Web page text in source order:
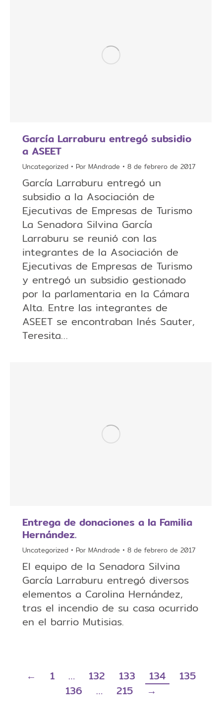
García Larraburu entregó subsidio
a ASEET
Uncategorized Por MAndrade 8 de febrero de 2017
García Larraburu entregó un
subsidio a la Asociación de
Ejecutivas de Empresas de Turismo
La Senadora Silvina García
Larraburu se reunió con las
integrantes de la Asociación de
Ejecutivas de Empresas de Turismo
y entregó un subsidio gestionado
por la parlamentaria en la Cámara
Alta. Entre las integrantes de
ASEET se encontraban Inés Sauter,
Teresita…
Entrega de donaciones a la Familia
Hernández.
Uncategorized Por MAndrade 8 de febrero de 2017
El equipo de la Senadora Silvina
García Larraburu entregó diversos
elementos a Carolina Hernández,
tras el incendio de su casa ocurrido
en el barrio Mutisias.
← 1 … 132 133 134
135
136
… 215 →